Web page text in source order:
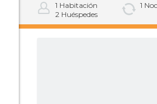
1 Habitación
2 Huéspedes
1